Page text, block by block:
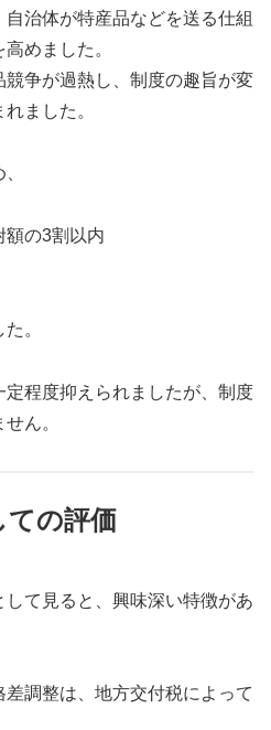
治体が特産品などを送る仕組
めました。
競争が過熱し、制度の趣旨が変
ました。
額の3割以内
。
程度抑えられましたが、制度
ん。
ての評価
て見ると、興味深い特徴があ
調整は、地方交付税によって